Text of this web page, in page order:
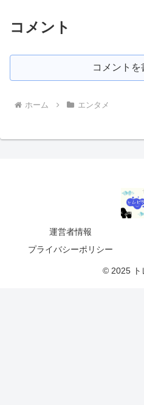
コメント
コメントを
ホーム エンタメ
運営者情報
プライバシーポリシー
© 2025 ト